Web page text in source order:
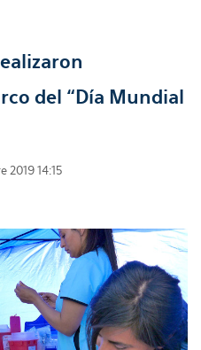
del “Día Mundial
2019 14:15